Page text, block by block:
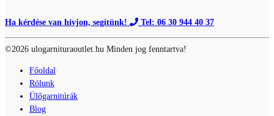
Ha kérdése van hívjon, segítünk! Tel: 06 30 944 40 37
©2026 ulogarnituraoutlet.hu Minden jog fenntartva!
Főoldal
Rólunk
Ülőgarnitúrák
Blog